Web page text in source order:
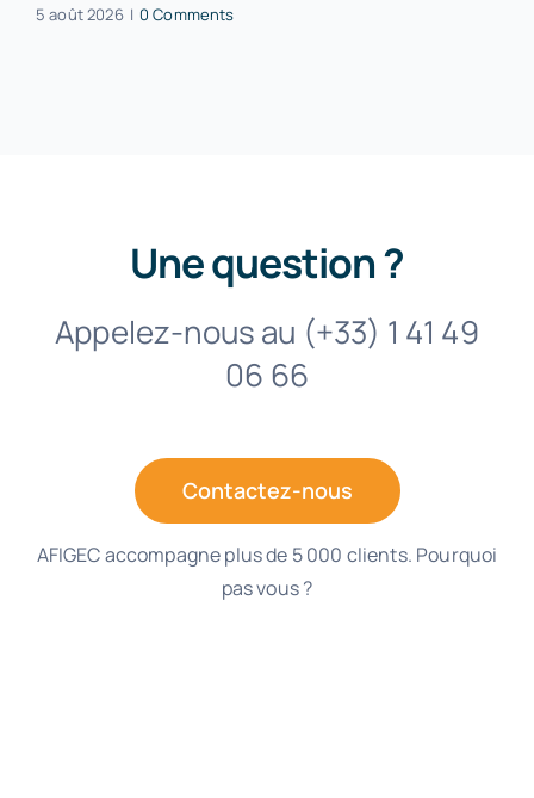
5 août 2026 | 0 Comments
Une question ?
Appelez-nous au (+33) 1 41 49
06 66
Contactez-nous
AFIGEC accompagne plus de 5 000 clients. Pourquoi
pas vous ?